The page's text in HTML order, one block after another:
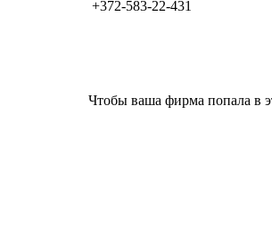
+372-583-22-431
Чтобы ваша фирма попала в